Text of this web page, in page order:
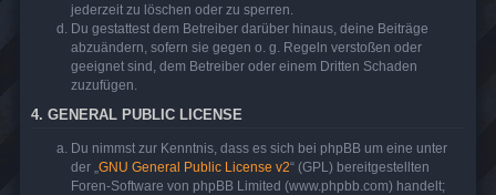
jederzeit zu löschen oder zu sperren.
Du gestattest dem Betreiber darüber hinaus, deine Beiträge
abzuändern, sofern sie gegen o. g. Regeln verstoßen oder
geeignet sind, dem Betreiber oder einem Dritten Schaden
zuzufügen.
4. GENERAL PUBLIC LICENSE
Du nimmst zur Kenntnis, dass es sich bei phpBB um eine unter
der „GNU General Public License v2“ (GPL) bereitgestellten
Foren-Software von phpBB Limited (www.phpbb.com) handelt;